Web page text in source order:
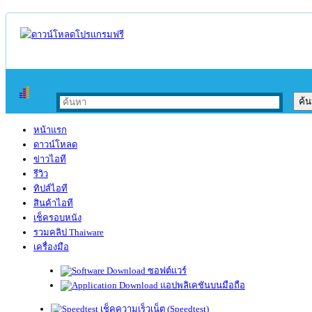
หน้าแรก
ดาวน์โหลด
ข่าวไอที
รีวิว
ทิปส์ไอที
สินค้าไอที
เช็ครอบหนัง
รวมคลิป Thaiware
เครื่องมือ
ซอฟต์แวร์
แอปพลิเคชันบนมือถือ
เช็คความเร็วเน็ต (Speedtest)